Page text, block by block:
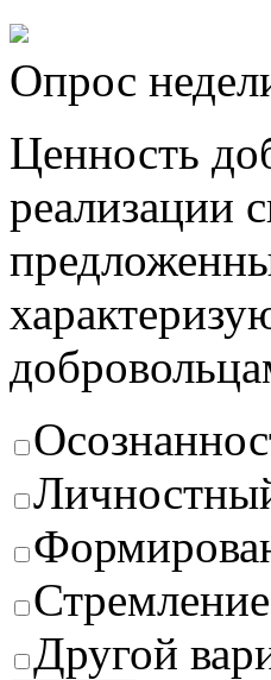
Опрос
Ценность
реализации
Другой